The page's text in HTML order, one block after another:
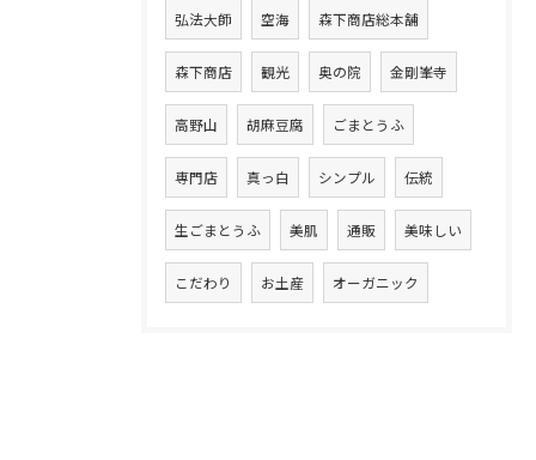
弘法大師 空海 森下商店総本舗
森下商店 観光 奥の院 金剛峯寺
高野山 胡麻豆腐 ごまとうふ
専門店 真っ白 シンプル 伝統
生ごまとうふ 美肌 通販 美味しい
こだわり お土産 オーガニック